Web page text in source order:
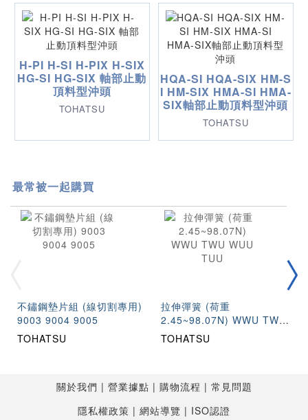
H-PI H-SI H-PIX H-SIX
HG-SI HG-SIX 軸部止動
頂料型沖頭
TOHATSU
HQA-SI HQA-SIX HM-S
I HM-SIX HMA-SI HMA-
SIX軸部止動頂料型沖頭
TOHATSU
最常被一起購買
不鏽鋼墊片組 (線切割專用)
9003 9004 9005
TOHATSU
拉伸彈簧 (荷重
2.45~98.07N) WWU TWU
WUU TUU
TOHATSU
關於我們 營業據點 購物流程
常見問題
隱私權政策
網站導覽 ISO認證